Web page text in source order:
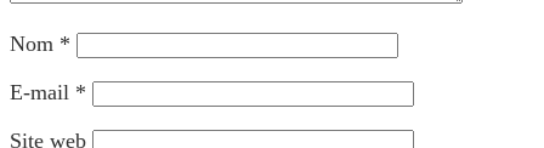
Nom *
E-mail *
Site web